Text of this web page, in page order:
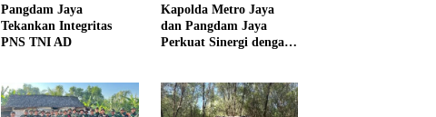
Pangdam Jaya
Tekankan Integritas
PNS TNI AD
Kapolda Metro Jaya
dan Pangdam Jaya
Perkuat Sinergi dengan